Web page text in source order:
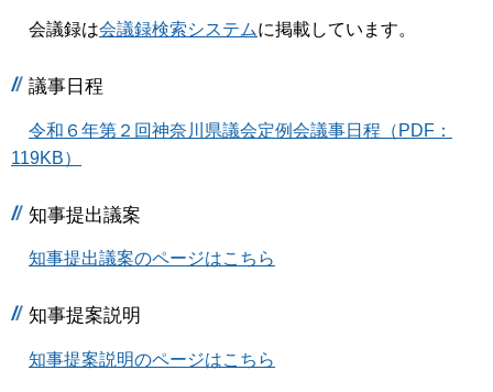
会議録は会議録検索システムに掲載しています。
議事日程
令和６年第２回神奈川県議会定例会議事日程（PDF：
119KB）
知事提出議案
知事提出議案のページはこちら
知事提案説明
知事提案説明のページはこちら